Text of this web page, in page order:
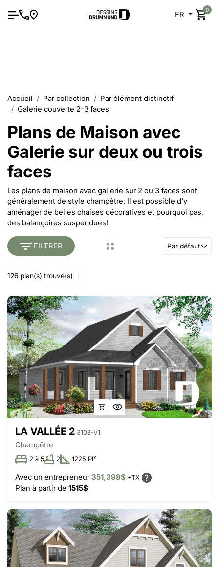
FR
0
Accueil Par collection
Par élément distinctif
Galerie couverte 2-3 faces
Plans de Maison avec
Galerie sur deux ou trois
faces
Les plans de maison avec gallerie sur 2 ou 3 faces sont
généralement de style champêtre. Il est possible d'y
aménager de belles chaises décoratives et pourquoi pas,
des balançoires suspendues!
FILTRER Par défaut
126 plan(s) trouvé(s)
LA VALLÉE 2 3108-V1
Champêtre
2 à 5 2 1225 PI²
Avec un entrepreneur351,398$ +TX
Plan à partir de 1515$